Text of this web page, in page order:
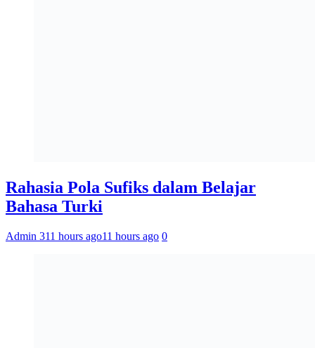
Rahasia Pola Sufiks dalam Belajar
Bahasa Turki
Admin 311 hours ago11 hours ago 0